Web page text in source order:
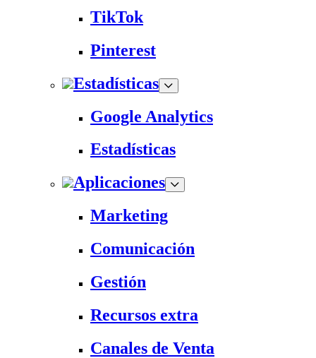
TikTok
Pinterest
Estadísticas
Google Analytics
Estadísticas
Aplicaciones
Marketing
Comunicación
Gestión
Recursos extra
Canales de Venta